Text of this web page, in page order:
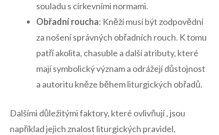
souladu s církevními‍ normami.
Obřadní roucha: Kněží musí⁣ být zodpovědní⁤
za nošení⁣ správných obřadních rouch.⁤ K​ tomu
patří ⁢akolita, chasuble a ‌další atributy, které
mají⁤ symbolický význam ‍a odrážejí důstojnost
a autoritu kněze⁣ během liturgických obřadů.
Dalšími důležitými faktory,⁣ které ovlivňují , jsou
například⁤ jejich znalost liturgických pravidel,‌